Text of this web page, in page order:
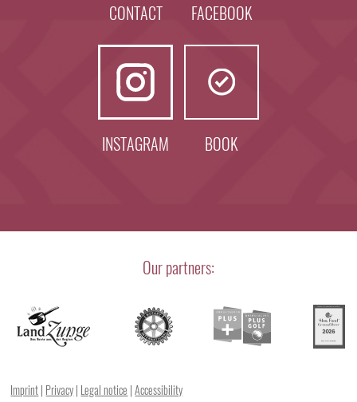
CONTACT FACEBOOK
INSTAGRAM BOOK
Our partners:
Imprint| Privacy| Legal notice |Accessibility